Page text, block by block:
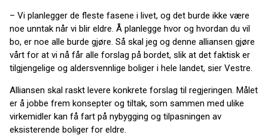
– Vi planlegger de fleste fasene i livet, og det burde ikke være
noe unntak når vi blir eldre. Å planlegge hvor og hvordan du vil
bo, er noe alle burde gjøre. Så skal jeg og denne alliansen gjøre
vårt for at vi nå får alle forslag på bordet, slik at det faktisk er
tilgjengelige og aldersvennlige boliger i hele landet, sier Vestre.
Alliansen skal raskt levere konkrete forslag til regjeringen. Målet
er å jobbe frem konsepter og tiltak, som sammen med ulike
virkemidler kan få fart på nybygging og tilpasningen av
eksisterende boliger for eldre.